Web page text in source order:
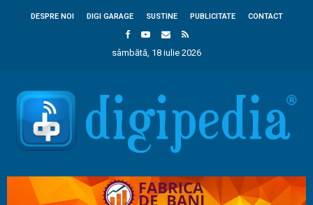
DESPRE NOI DIGI GARAGE SUSTINE PUBLICITATE CONTACT
sâmbătă, 18 iulie 2026